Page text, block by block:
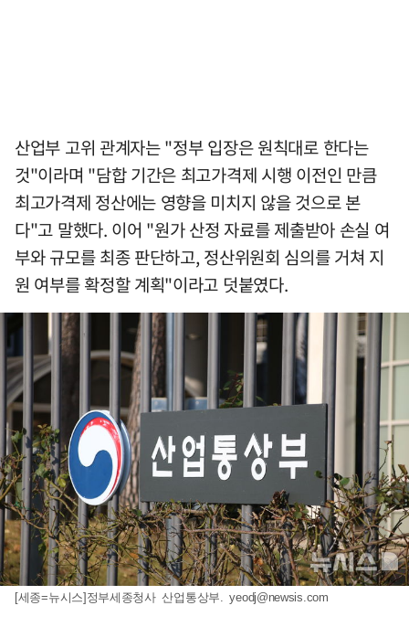
산업부 고위 관계자는 "정부 입장은 원칙대로 한다는
것"이라며 "담합 기간은 최고가격제 시행 이전인 만큼
최고가격제 정산에는 영향을 미치지 않을 것으로 본
다"고 말했다. 이어 "원가 산정 자료를 제출받아 손실 여
부와 규모를 최종 판단하고, 정산위원회 심의를 거쳐 지
원 여부를 확정할 계획"이라고 덧붙였다.
[세종=뉴시스]정부세종청사 산업통상부.yeodj@newsis.com